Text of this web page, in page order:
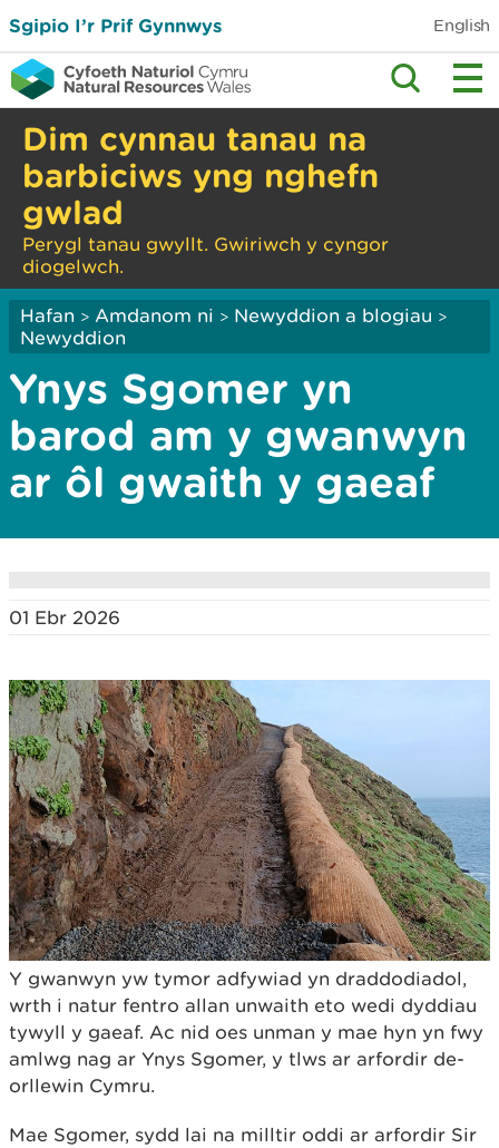
Sgipio I’r Prif Gynnwys English
Dim cynnau tanau na
barbiciws yng nghefn
gwlad
Perygl tanau gwyllt. Gwiriwch y cyngor
diogelwch.
Hafan > Amdanom ni > Newyddion a blogiau >
Newyddion
Ynys Sgomer yn
barod am y gwanwyn
ar ôl gwaith y gaeaf
01 Ebr 2026
Y gwanwyn yw tymor adfywiad yn draddodiadol,
wrth i natur fentro allan unwaith eto wedi dyddiau
tywyll y gaeaf. Ac nid oes unman y mae hyn yn fwy
amlwg nag ar Ynys Sgomer, y tlws ar arfordir de-
orllewin Cymru.
Mae Sgomer, sydd lai na milltir oddi ar arfordir Sir